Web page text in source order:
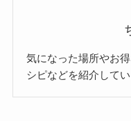
気になった場所やお
シピなどを紹介してい